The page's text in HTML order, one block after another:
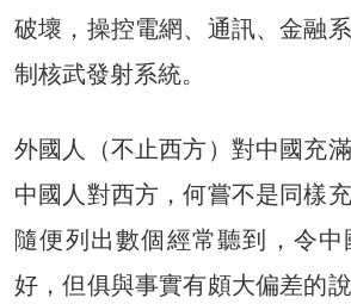
破壞，操控電網、通訊、金融
制核武發射系統。
外國人（不止西方）對中國充
中國人對西方，何嘗不是同樣
隨便列出數個經常聽到，令中
好，但俱與事實有頗大偏差的